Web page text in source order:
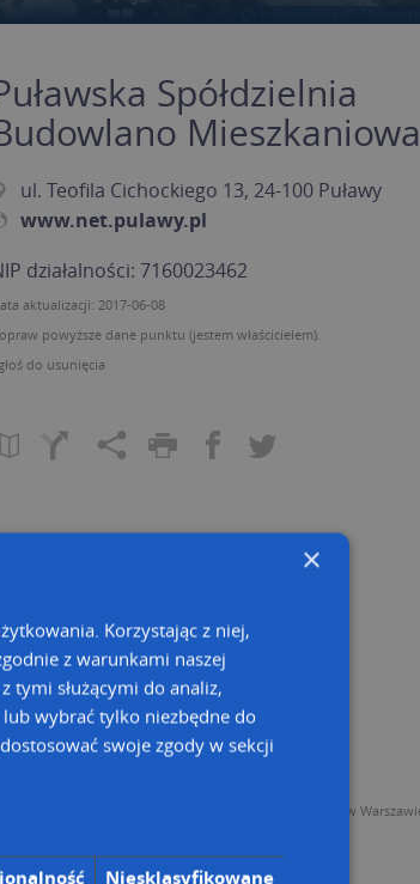
Spółdzielnia
Mieszkaniowa
ul. Teofila Cichockiego 13, 24-100 Puławy
www.net.pulawy.pl
działalności: 7160023462
aktualizacji: 2017-06-08
powyższe dane punktu (jestem właścicielem).
do usunięcia
jest AutoMapa sp. z o.o. (Operator) z siedzibą w
×
Korzystając z niej,
z warunkami naszej
tymi służącymi do analiz,
wybrać tylko niezbędne do
swoje zgody w sekcji
Niesklasyfikowane